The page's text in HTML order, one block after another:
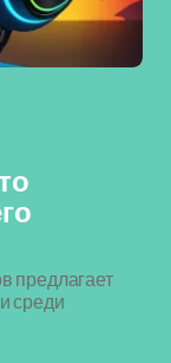
предлагает
среди